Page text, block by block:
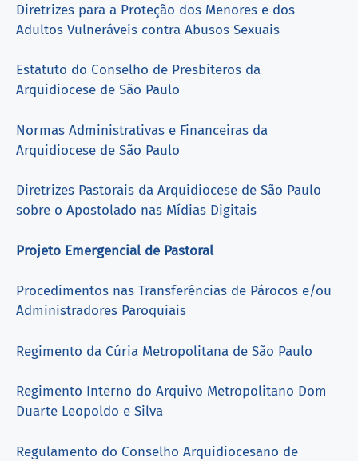
Diretrizes para a Proteção dos Menores e dos
Adultos Vulneráveis contra Abusos Sexuais
Estatuto do Conselho de Presbíteros da
Arquidiocese de São Paulo
Normas Administrativas e Financeiras da
Arquidiocese de São Paulo
Diretrizes Pastorais da Arquidiocese de São Paulo
sobre o Apostolado nas Mídias Digitais
Projeto Emergencial de Pastoral
Procedimentos nas Transferências de Párocos e/ou
Administradores Paroquiais
Regimento da Cúria Metropolitana de São Paulo
Regimento Interno do Arquivo Metropolitano Dom
Duarte Leopoldo e Silva
Regulamento do Conselho Arquidiocesano de